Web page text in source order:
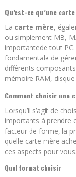
Qu’est-ce qu’une
La carte mère,
ou simplement MB,
importantede tout
fondamentale de
différents
mémoire RAM,
Comment choisir une
Lorsqu’il s’agit de
importants à prendre
facteur de forme, la
quelle carte mère
ces aspects pour vous.
Quel format choisir